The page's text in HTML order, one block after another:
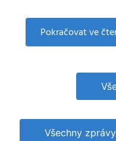
Pokračovat ve
about
Olomoucké
ocenění
Všechny zprávy